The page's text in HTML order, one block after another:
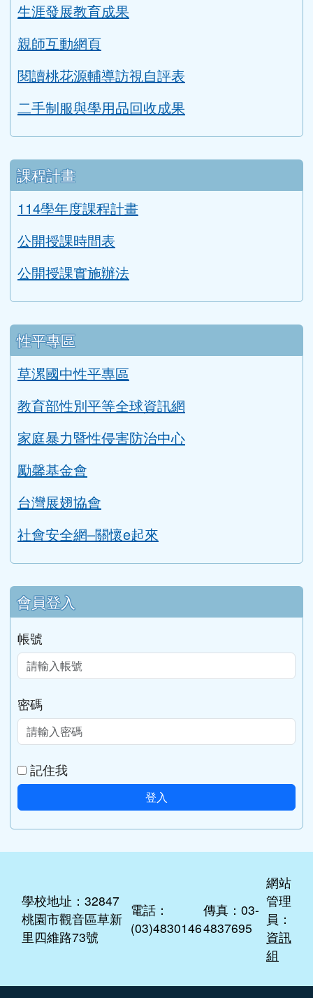
生涯發展教育成果
親師互動網頁
閱讀桃花源輔導訪視自評表
二手制服與學用品回收成果
課程計畫
114學年度課程計畫
公開授課時間表
公開授課實施辦法
性平專區
草漯國中性平專區
教育部性別平等全球資訊網
家庭暴力暨性侵害防治中心
勵馨基金會
台灣展翅協會
社會安全網–關懷e起來
會員登入
帳號
密碼
記住我
登入
學校地址：32847
桃園市觀音區草新
里四維路73號
電話：
(03)4830146
傳真：03-
4837695
網站
管理
員：
資訊
組